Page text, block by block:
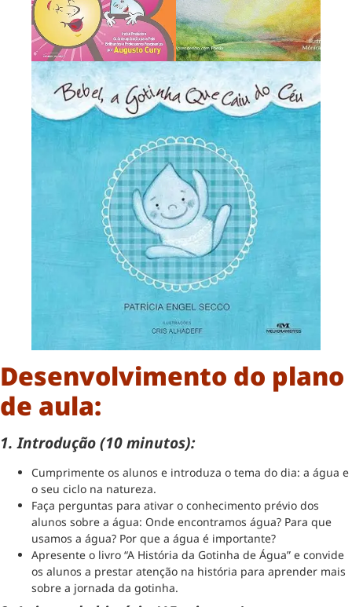
Desenvolvimento do plano
de aula:
1. Introdução (10 minutos):
Cumprimente os alunos e introduza o tema do dia: a água e
o seu ciclo na natureza.
Faça perguntas para ativar o conhecimento prévio dos
alunos sobre a água: Onde encontramos água? Para que
usamos a água? Por que a água é importante?
Apresente o livro “A História da Gotinha de Água” e convide
os alunos a prestar atenção na história para aprender mais
sobre a jornada da gotinha.